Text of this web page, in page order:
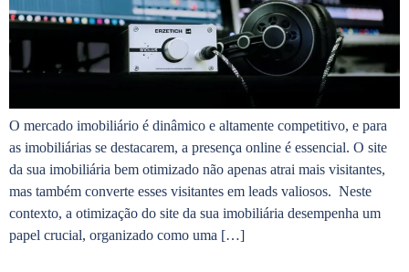
O mercado imobiliário é dinâmico e altamente competitivo, e para
as imobiliárias se destacarem, a presença online é essencial. O site
da sua imobiliária bem otimizado não apenas atrai mais visitantes,
mas também converte esses visitantes em leads valiosos. Neste
contexto, a otimização do site da sua imobiliária desempenha um
papel crucial, organizado como uma […]